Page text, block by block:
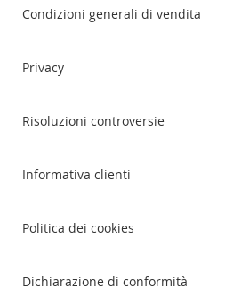
Condizioni generali di vendita
Privacy
Risoluzioni controversie
Informativa clienti
Politica dei cookies
Dichiarazione di conformità